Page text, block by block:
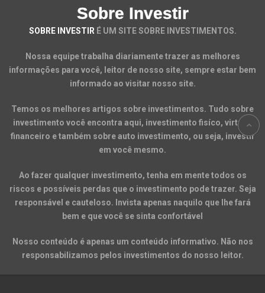
Sobre Investir
SOBRE INVESTIR É UM SITE SOBRE INVESTIMENTOS.
Nossa equipe trabalha diariamente trazer as melhores
informações para você, leitor de nosso site, sempre estar bem
informado ao visitar nosso site.
Temos os melhores artigos sobre investimentos. Tudo sobre
investimento você encontra aqui, investimento fisíco, virtual,
financeiro e também sobre auto investimento, ou seja, investir
em você mesmo.
Ao fazer qualquer investimento, tenha em mente todos os
riscos e possíveis perdas que o investimento pode trazer. Seja
responsável e cauteloso. Invista apenas naquilo que lhe fará
bem e que você se sinta confortável
Nosso conteúdo é apenas um conteúdo informativo. Não nos
responsabilizamos pelos investimentos do nosso leitor.